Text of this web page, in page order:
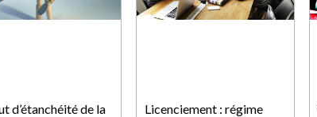
d’étanchéité de la
Licenciement : régime